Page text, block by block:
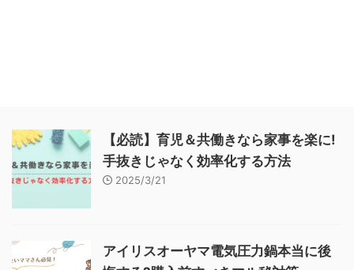
【必読】育児＆共働きなら家事を楽に!
手抜きじゃなく効率化する方法
2025/3/21
アイリスオーヤマ電気圧力鍋本当に後